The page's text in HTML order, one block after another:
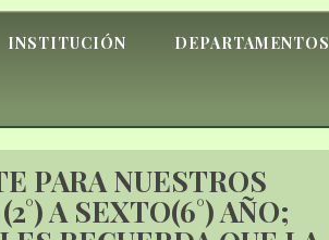
INSTITUCIÓN DEPARTAMENTOS
PARA NUESTROS
A SEXTO(6°) AÑO;